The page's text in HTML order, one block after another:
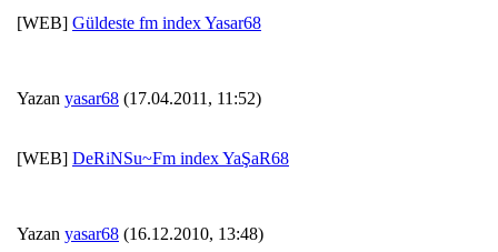
[WEB] Güldeste fm index Yasar68
Yazan yasar68 (17.04.2011, 11:52)
[WEB] DeRiNSu~Fm index YaŞaR68
Yazan yasar68 (16.12.2010, 13:48)